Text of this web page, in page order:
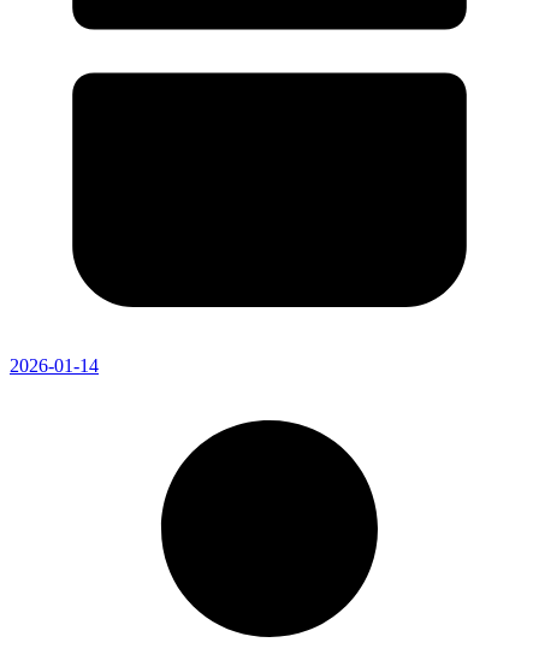
2026-01-14